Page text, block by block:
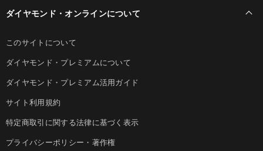
ダイヤモンド・オンラインについて
このサイトについて
ダイヤモンド・プレミアムについて
ダイヤモンド・プレミアム活用ガイド
サイト利用規約
特定商取引に関する法律に基づく表示
プライバシーポリシー・著作権